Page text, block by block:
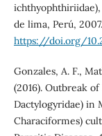
de lima, Perú,
https://doi.org/
Gonzales, A. F.,
(2016). Outbreak
Dactylogyridae) in
Characiformes)